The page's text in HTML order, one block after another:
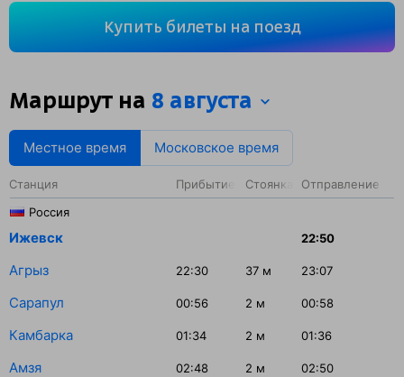
604 км. На этом маршруте будет 10 остановок. Самая
продолжительная стоянка поезда на станции Агрыз — 37
минут.
Купить билеты на поезд
Маршрут на 8 августа
Местное время Московское время
Станция Прибытие Стоянка
Отправление
Россия
Ижевск 22:50
Агрыз 22:30 37 м 23:07
Сарапул 00:56 2 м 00:58
Камбарка 01:34 2 м 01:36
Амзя 02:48 2 м 02:50